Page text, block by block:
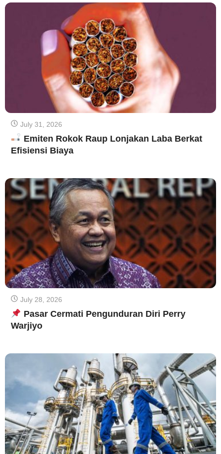
July 31, 2026
Emiten Rokok Raup Lonjakan Laba Berkat
Efisiensi Biaya
July 28, 2026
Pasar Cermati Pengunduran Diri Perry
Warjiyo